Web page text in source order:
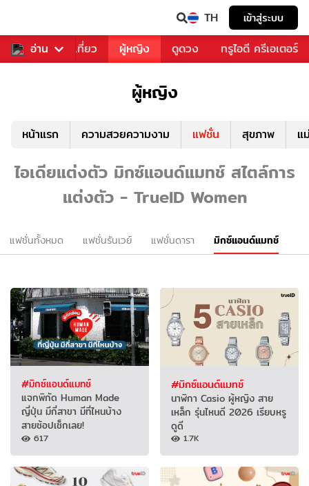
TH เข้าสู่ระบบ
อ่าน
อาหาร ท่องเที่ยว ผู้หญิง ดูดวง ทรูไอดี ครีเอเตอร์
ผู้หญิง
หน้าแรก ความสวยความงาม แฟชั่น สุขภาพ แ
ไอเดียแต่งตัว มิกซ์แอนด์แมทช์ สไตล์การ
แต่งตัว - TrueID Women
แฟชั่นทั้งหมด แฟชั่นรันเวย์ แฟชั่นดารา มิกซ์แอนด์แมทช์
#มิกซ์แอนด์แมทช์
แจกพิกัด Human Made
ญี่ปุ่น มีกี่สาขา มีที่ไหนบ้าง
สายช้อปเช็กเลย!
617
#มิกซ์แอนด์แมทช์
นาฬิกา Casio ผู้หญิง สาย
เหล็ก รุ่นไหนดี 2026 เรียบหรู
ดูดี
1.7K